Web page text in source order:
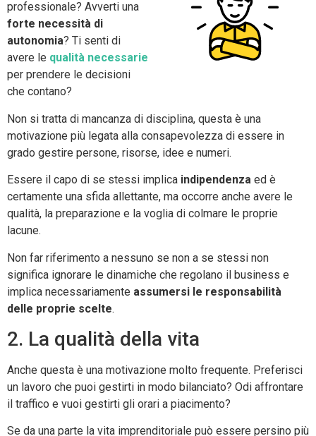
professionale? Avverti una
forte necessità di
autonomia? Ti senti di
avere le qualità necessarie
per prendere le decisioni
che contano?
Non si tratta di mancanza di disciplina, questa è una
motivazione più legata alla consapevolezza di essere in
grado gestire persone, risorse, idee e numeri.
Essere il capo di se stessi implica indipendenza ed è
certamente una sfida allettante, ma occorre anche avere le
qualità, la preparazione e la voglia di colmare le proprie
lacune.
Non far riferimento a nessuno se non a se stessi non
significa ignorare le dinamiche che regolano il business e
implica necessariamente assumersi le responsabilità
delle proprie scelte.
2. La qualità della vita
Anche questa è una motivazione molto frequente. Preferisci
un lavoro che puoi gestirti in modo bilanciato? Odi affrontare
il traffico e vuoi gestirti gli orari a piacimento?
Se da una parte la vita imprenditoriale può essere persino più